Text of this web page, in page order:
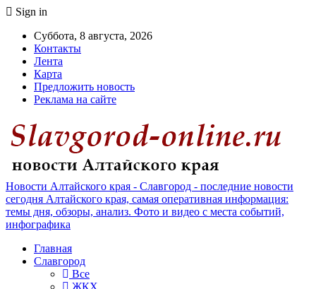
Sign in
Суббота, 8 августа, 2026
Контакты
Лента
Карта
Предложить новость
Реклама на сайте
Новости Алтайского края - Славгород - последние новости
сегодня Алтайского края, самая оперативная информация:
темы дня, обзоры, анализ. Фото и видео с места событий,
инфографика
Главная
Славгород
Все
ЖКХ